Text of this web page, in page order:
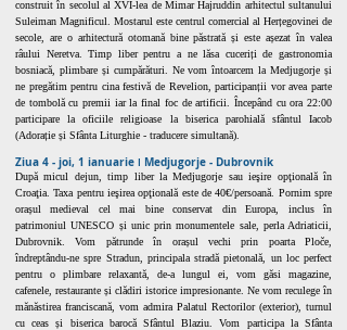
construit în secolul al XVI-lea de Mimar Hajruddin arhitectul sultanului
Suleiman Magnificul. Mostarul este centrul comercial al Herțegovinei de
secole, are o arhitectură otomană bine păstrată și este așezat în valea
râului Neretva. Timp liber pentru a ne lăsa cuceriți de gastronomia
bosniacă, plimbare și cumpărături. Ne vom întoarcem la Medjugorje și
ne pregătim pentru cina festivă de Revelion, participanții vor avea parte
de tombolă cu premii iar la final foc de artificii. Începând cu ora 22:00
participare la oficiile religioase la biserica parohială sfântul Iacob
(Adorație și Sfânta Liturghie - traducere simultană).
Ziua 4 - joi, 1 ianuarie ǀ Medjugorje - Dubrovnik
După micul dejun, timp liber la Medjugorje sau ieşire opţională în
Croaţia. Taxa pentru ieşirea opţională este de 40€/persoană. Pornim spre
orașul medieval cel mai bine conservat din Europa, inclus în
patrimoniul UNESCO și unic prin monumentele sale, perla Adriaticii,
Dubrovnik. Vom pătrunde în orașul vechi prin poarta Ploče,
îndreptându-ne spre Stradun, principala stradă pietonală, un loc perfect
pentru o plimbare relaxantă, de-a lungul ei, vom găsi magazine,
cafenele, restaurante și clădiri istorice impresionante. Ne vom reculege în
mănăstirea franciscană, vom admira Palatul Rectorilor (exterior), turnul
cu ceas și biserica barocă Sfântul Blaziu. Vom participa la Sfânta